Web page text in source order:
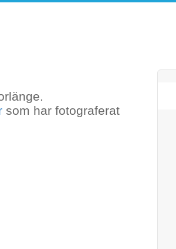
anlitafotograf.se.
som har fotograferat